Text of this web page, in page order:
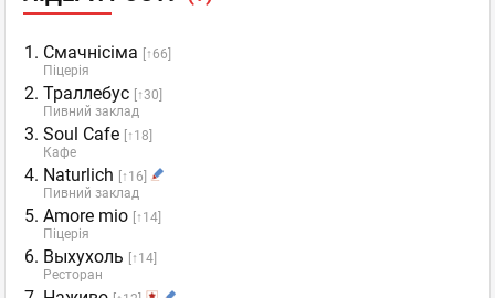
Смачнісіма [↑66]
Піцерія
Траллебус [↑30]
Пивний заклад
Soul Cafe [↑18]
Кафе
Naturlich [↑16]
Пивний заклад
Amore mio️ [↑14]
Піцерія
Выхухоль [↑14]
Ресторан